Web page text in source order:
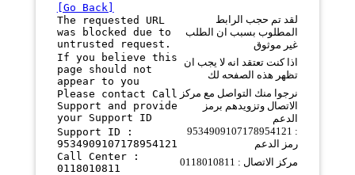
[Go Back]
The requested URL
was blocked due to
untrusted request.
لقد تم حجب الرابط
المطلوب بسبب ان الطلب
غير موثوق
If you believe this
page should not
appear to you
اذا كنت تعتقد انه لا يجب ان
تظهر هذه الصفحه لك
Please contact Call
Support and provide
your Support ID
نرجوا منك التواصل مع مركز
الاتصال وتزويدهم برمز
الدعم
Support ID :
9534909107178954121
9534909107178954121 :
رمز الدعم
Call Center :
0118010811
مركز الاتصال : 0118010811